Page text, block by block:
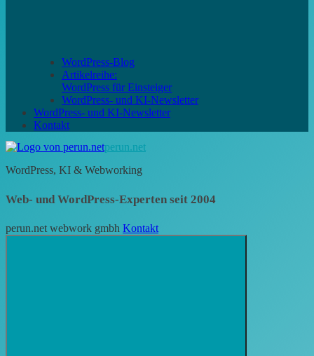
WordPress-Blog
Artikelreihe:
WordPress für Einsteiger
WordPress- und KI-Newsletter
WordPress- und KI-Newsletter
Kontakt
perun.net
WordPress, KI & Webworking
Web- und WordPress-Experten seit 2004
perun.net webwork gmbh Kontakt